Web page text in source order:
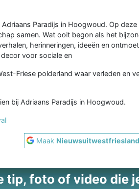
Paradijs in Hoogwoud. Op
samen. Wat ooit begon als het
herinneringen, ideeën en
voor sociale en
Friese polderland waar verleden en
bij Adriaans Paradijs in Hoogwoud.
Maak Nieuwsuitwestfriesland
tip, foto of video die